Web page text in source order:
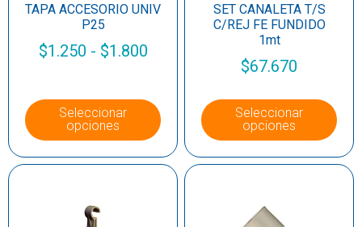
TAPA ACCESORIO UNIV
P25
$1.250 - $1.800
Seleccionar
opciones
SET CANALETA T/S
C/REJ FE FUNDIDO
1mt
$67.670
Seleccionar
opciones